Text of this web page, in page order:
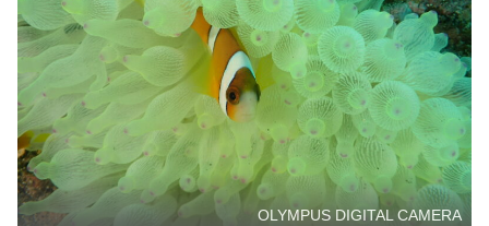
OLYMPUS DIGITAL CAMERA